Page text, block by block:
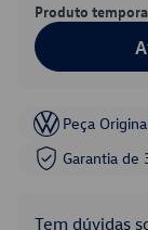
Produto
Peça
Garantia de
Tem dúvidas